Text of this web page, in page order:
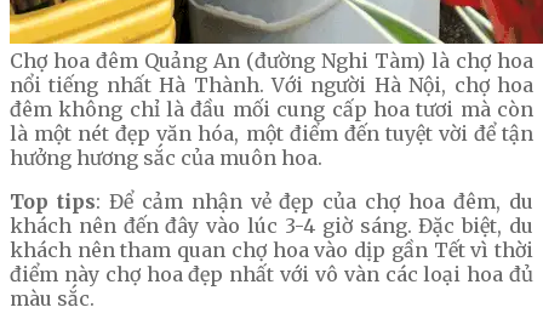
Chợ hoa đêm Quảng An (đường Nghi Tàm) là chợ hoa
nổi tiếng nhất Hà Thành. Với người Hà Nội, chợ hoa
đêm không chỉ là đầu mối cung cấp hoa tươi mà còn
là một nét đẹp văn hóa, một điểm đến tuyệt vời để tận
hưởng hương sắc của muôn hoa.
Top tips: Để cảm nhận vẻ đẹp của chợ hoa đêm, du
khách nên đến đây vào lúc 3-4 giờ sáng. Đặc biệt, du
khách nên tham quan chợ hoa vào dịp gần Tết vì thời
điểm này chợ hoa đẹp nhất với vô vàn các loại hoa đủ
màu sắc.